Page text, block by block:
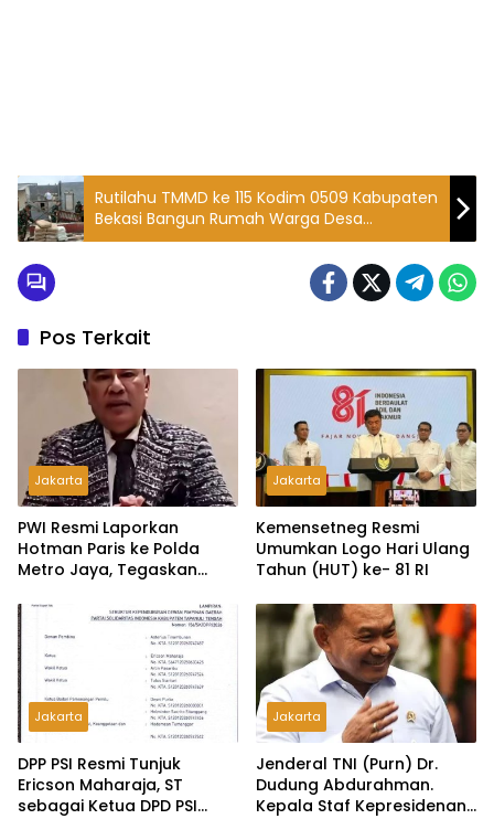
Rutilahu TMMD ke 115 Kodim 0509 Kabupaten
Bekasi Bangun Rumah Warga Desa
Kertajaya
Pos Terkait
Jakarta
PWI Resmi Laporkan
Hotman Paris ke Polda
Metro Jaya, Tegaskan
Martabat Wartawan
Jakarta
Kemensetneg Resmi
Umumkan Logo Hari Ulang
Tahun (HUT) ke- 81 RI
Jakarta
DPP PSI Resmi Tunjuk
Ericson Maharaja, ST
sebagai Ketua DPD PSI
Jakarta
Jenderal TNI (Purn) Dr.
Dudung Abdurahman.
Kepala Staf Kepresidenan